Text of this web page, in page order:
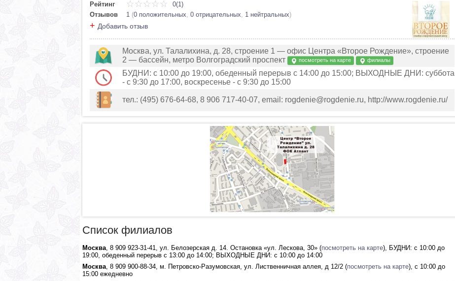
Рейтинг
0(1)
Отзывов
1 (0 положительных, 0 отрицательных, 1 нейтральных)
+ Добавить отзыв
Москва, ул. Талалихина, д. 28, строение 1 — офис Центра «Второе Рождение», строение
2 — бассейн, метро Волгоградский проспект
посмотреть на карте филиалы
БУДНИ: с 10:00 до 19:00, обеденный перерыв с 14:00 до 15:00; ВЫХОДНЫЕ ДНИ: суббота
- с 9:30 до 17:00, воскресенье - с 9:30 до 15:00
тел.: (495) 676-64-68, 8 906 717-40-07, email: rogdenie@rogdenie.ru, http://www.rogdenie.ru/
Список филиалов
Москва, 8 909 923-31-41, ул. Белозерская д. 14. Остановка «ул. Лескова, 30» (посмотреть на карте), БУДНИ: с 10:00 до
19:00, обеденный перерыв с 13:00 до 14:00; ВЫХОДНЫЕ ДНИ: с 10:00 до 14:00
Москва, 8 909 900-88-34, м. Петровско-Разумовская, ул. Лиственничная аллея, д 12/2 (посмотреть на карте), с 10:00 до
15:00 ежедневно